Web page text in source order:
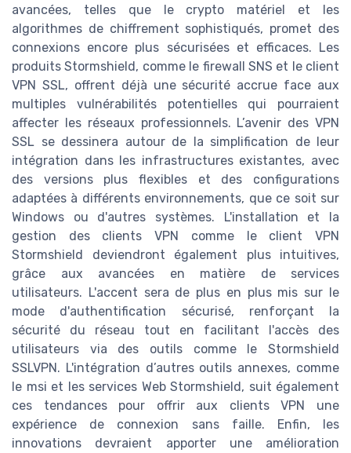
avancées, telles que le crypto matériel et les
algorithmes de chiffrement sophistiqués, promet des
connexions encore plus sécurisées et efficaces. Les
produits Stormshield, comme le firewall SNS et le client
VPN SSL, offrent déjà une sécurité accrue face aux
multiples vulnérabilités potentielles qui pourraient
affecter les réseaux professionnels. L’avenir des VPN
SSL se dessinera autour de la simplification de leur
intégration dans les infrastructures existantes, avec
des versions plus flexibles et des configurations
adaptées à différents environnements, que ce soit sur
Windows ou d'autres systèmes. L'installation et la
gestion des clients VPN comme le client VPN
Stormshield deviendront également plus intuitives,
grâce aux avancées en matière de services
utilisateurs. L'accent sera de plus en plus mis sur le
mode d'authentification sécurisé, renforçant la
sécurité du réseau tout en facilitant l'accès des
utilisateurs via des outils comme le Stormshield
SSLVPN. L'intégration d’autres outils annexes, comme
le msi et les services Web Stormshield, suit également
ces tendances pour offrir aux clients VPN une
expérience de connexion sans faille. Enfin, les
innovations devraient apporter une amélioration